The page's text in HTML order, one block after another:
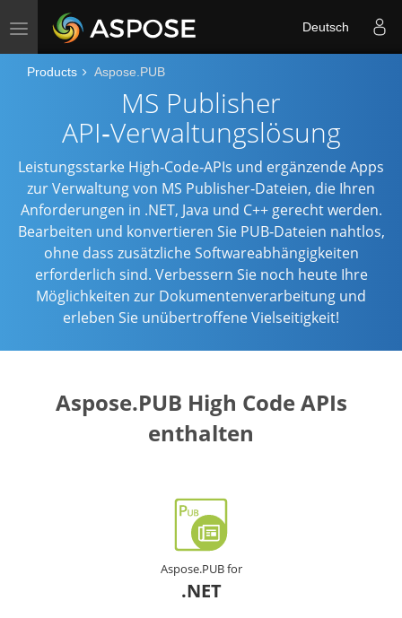
Toggle
navigation
Deutsch
Products Aspose.PUB
MS Publisher
API‑Verwaltungslösung
Leistungsstarke High‑Code‑APIs und ergänzende Apps
zur Verwaltung von MS Publisher‑Dateien, die Ihren
Anforderungen in .NET, Java und C++ gerecht werden.
Bearbeiten und konvertieren Sie PUB‑Dateien nahtlos,
ohne dass zusätzliche Softwareabhängigkeiten
erforderlich sind. Verbessern Sie noch heute Ihre
Möglichkeiten zur Dokumentenverarbeitung und
erleben Sie unübertroffene Vielseitigkeit!
Aspose.PUB High Code APIs
enthalten
Aspose.PUB for
.NET